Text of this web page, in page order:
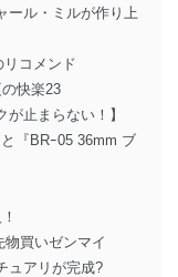
ール・ミルが作り上
リコメンド
快楽23
が止まらない！】
『BRｰ05 36mm ブ
物買いゼンマイ
ュアリが完成?